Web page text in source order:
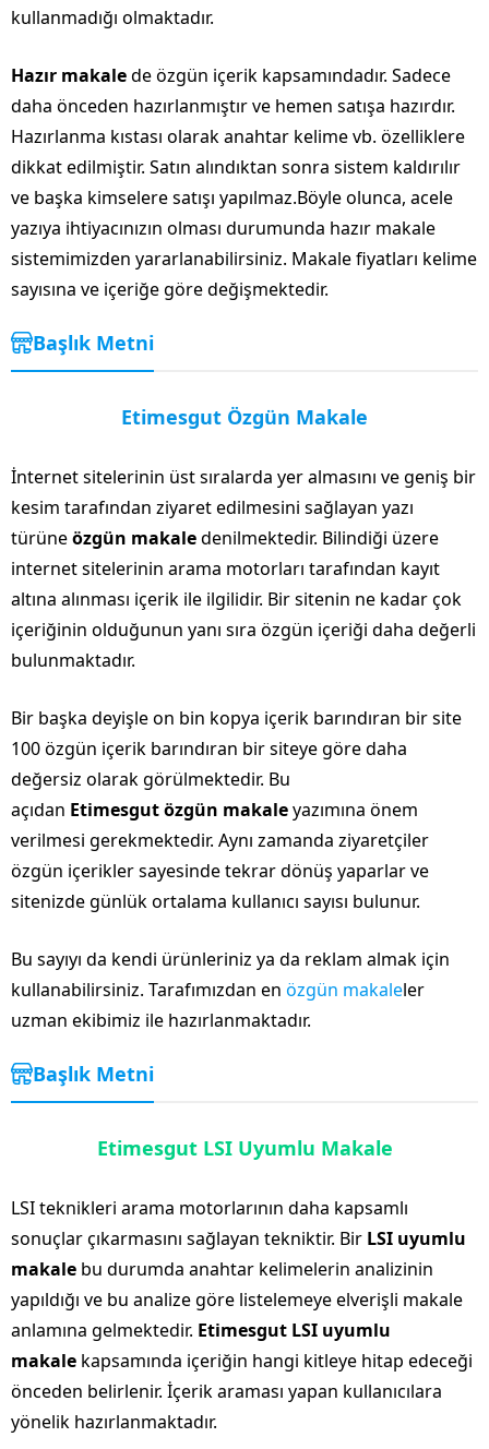
kullanmadığı olmaktadır.
Hazır makalede özgün içerik kapsamındadır. Sadece
daha önceden hazırlanmıştır ve hemen satışa hazırdır.
Hazırlanma kıstası olarak anahtar kelime vb. özelliklere
dikkat edilmiştir. Satın alındıktan sonra sistem kaldırılır
ve başka kimselere satışı yapılmaz.Böyle olunca, acele
yazıya ihtiyacınızın olması durumunda hazır makale
sistemimizden yararlanabilirsiniz. Makale fiyatları kelime
sayısına ve içeriğe göre değişmektedir.
Başlık Metni
Etimesgut Özgün Makale
İnternet sitelerinin üst sıralarda yer almasını ve geniş bir
kesim tarafından ziyaret edilmesini sağlayan yazı
türüneözgün makaledenilmektedir. Bilindiği üzere
internet sitelerinin arama motorları tarafından kayıt
altına alınması içerik ile ilgilidir. Bir sitenin ne kadar çok
içeriğinin olduğunun yanı sıra özgün içeriği daha değerli
bulunmaktadır.
Bir başka deyişle on bin kopya içerik barındıran bir site
100 özgün içerik barındıran bir siteye göre daha
değersiz olarak görülmektedir. Bu
açıdan Etimesgut özgün makaleyazımına önem
verilmesi gerekmektedir. Aynı zamanda ziyaretçiler
özgün içerikler sayesinde tekrar dönüş yaparlar ve
sitenizde günlük ortalama kullanıcı sayısı bulunur.
Bu sayıyı da kendi ürünleriniz ya da reklam almak için
kullanabilirsiniz. Tarafımızdan en özgün makaleler
uzman ekibimiz ile hazırlanmaktadır.
Başlık Metni
Etimesgut LSI Uyumlu Makale
LSI teknikleri arama motorlarının daha kapsamlı
sonuçlar çıkarmasını sağlayan tekniktir. Bir LSI uyumlu
makale bu durumda anahtar kelimelerin analizinin
yapıldığı ve bu analize göre listelemeye elverişli makale
anlamına gelmektedir. Etimesgut LSI uyumlu
makale kapsamında içeriğin hangi kitleye hitap edeceği
önceden belirlenir. İçerik araması yapan kullanıcılara
yönelik hazırlanmaktadır.